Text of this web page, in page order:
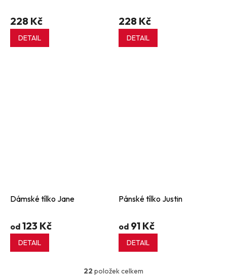
228 Kč
DETAIL
228 Kč
DETAIL
Dámské tílko Jane
od 123 Kč
DETAIL
Pánské tílko Justin
od 91 Kč
DETAIL
22 položek celkem